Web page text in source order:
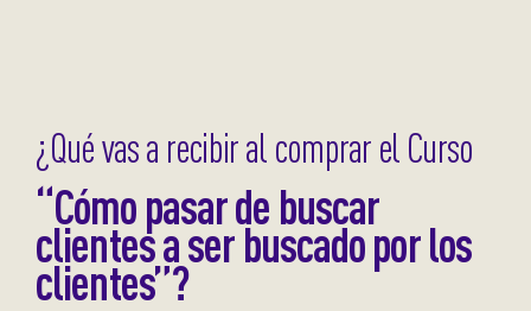
¿Qué vas a recibir al comprar el Curso
“Cómo pasar de buscar
clientes a ser buscado por los
clientes”?